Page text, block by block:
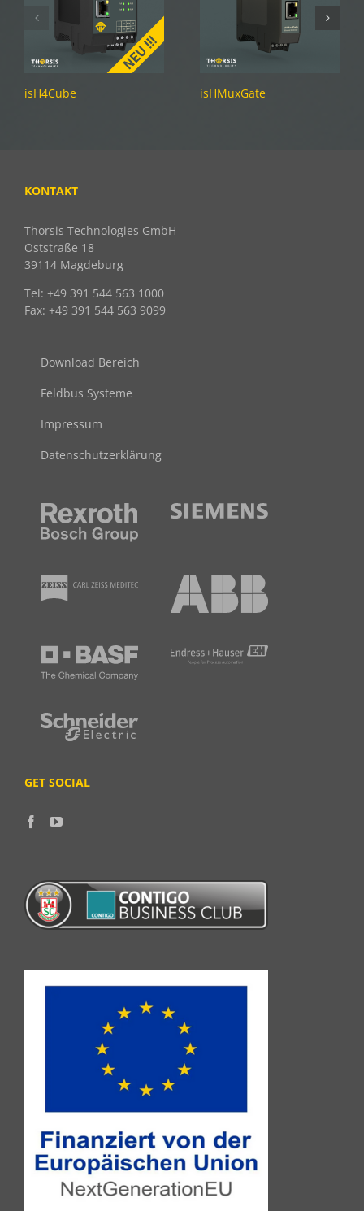
isH4Cube isHMuxGate
KONTAKT
Thorsis Technologies GmbH
Oststraße 18
39114 Magdeburg
Tel: +49 391 544 563 1000
Fax: +49 391 544 563 9099
Download Bereich
Feldbus Systeme
Impressum
Datenschutzerklärung
GET SOCIAL